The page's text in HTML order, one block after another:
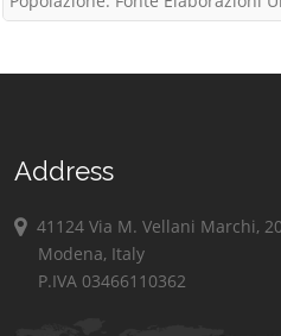
Address
41124 Via M. Vellani Marchi, 20
Modena, Italy
P.IVA 03466110362